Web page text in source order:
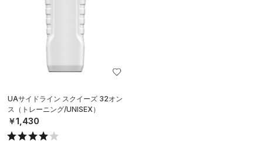
UAサイドライン スクイーズ 32オン
ス（トレーニング/UNISEX）
￥1,430